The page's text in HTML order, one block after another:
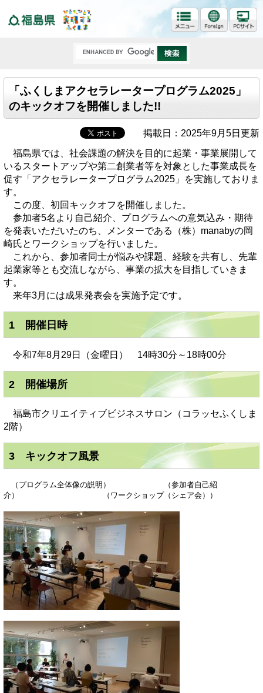
「ふくしまアクセラレータープログラム2025」
のキックオフを開催しました!!
掲載日：2025年9月5日更新
福島県では、社会課題の解決を目的に起業・事業展開して
いるスタートアップや第二創業者等を対象とした事業成長を
促す「アクセラレータープログラム2025」を実施しておりま
す。
この度、初回キックオフを開催しました。
参加者5名より自己紹介、プログラムへの意気込み・期待
を発表いただいたのち、メンターである（株）manabyの岡
崎氏とワークショップを行いました。
これから、参加者同士が悩みや課題、経験を共有し、先輩
起業家等とも交流しながら、事業の拡大を目指していきま
す。
来年3月には成果発表会を実施予定です。
1 開催日時
令和7年8月29日（金曜日） 14時30分～18時00分
2 開催場所
福島市クリエイティブビジネスサロン（コラッセふくしま
2階）
3 キックオフ風景
（プログラム全体像の説明） （参加者自己紹
介） （ワークショップ（シェア会））